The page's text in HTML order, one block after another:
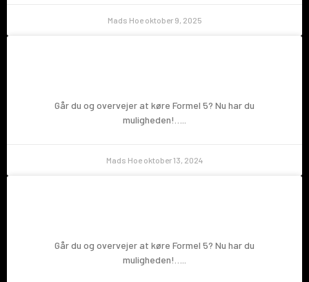
Mads Hoe oktober 9, 2025
Går du og overvejer at køre Formel 5? Nu har du
muligheden!…..
Mads Hoe oktober 13, 2024
Går du og overvejer at køre Formel 5? Nu har du
muligheden!…..